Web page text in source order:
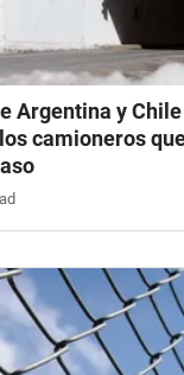
Argentina y
camioneros